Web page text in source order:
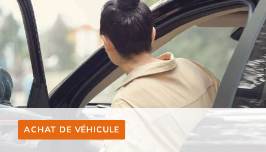
ACHAT DE VÉHICULE